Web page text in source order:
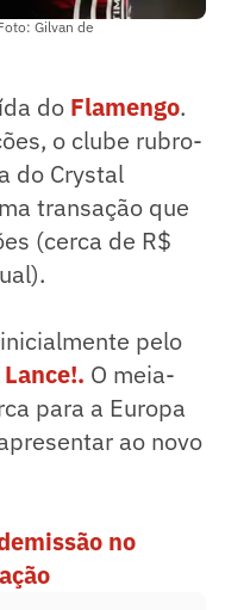
Gilvan de
do Flamengo.
o clube rubro-
do Crystal
transação que
(cerca de R$
pelo
Lance!. O meia-
para a Europa
ao novo
no